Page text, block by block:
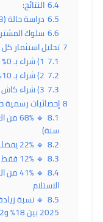
6.4النتائج:
6.5 دراسة حالة (3): الساحل الشمالي – مشروع فاخر
6.6سلوك
7 تحليل استثمار كل
7.1 1) شراء بـ 0% مقدم – 8 سنوات
7.2 2) شراء بـ 10% مقدم – 10 سنوات
7.3 3) شراء كاش
8إحصائيات
8.1
سنة)
8.2 🔹 22% يفضلون مقدم من 10–20%
8.3 🔹 12% فقط يشترون كاش
8.4
🔹
الاستلام
8.5
2025 بين 18% و32%